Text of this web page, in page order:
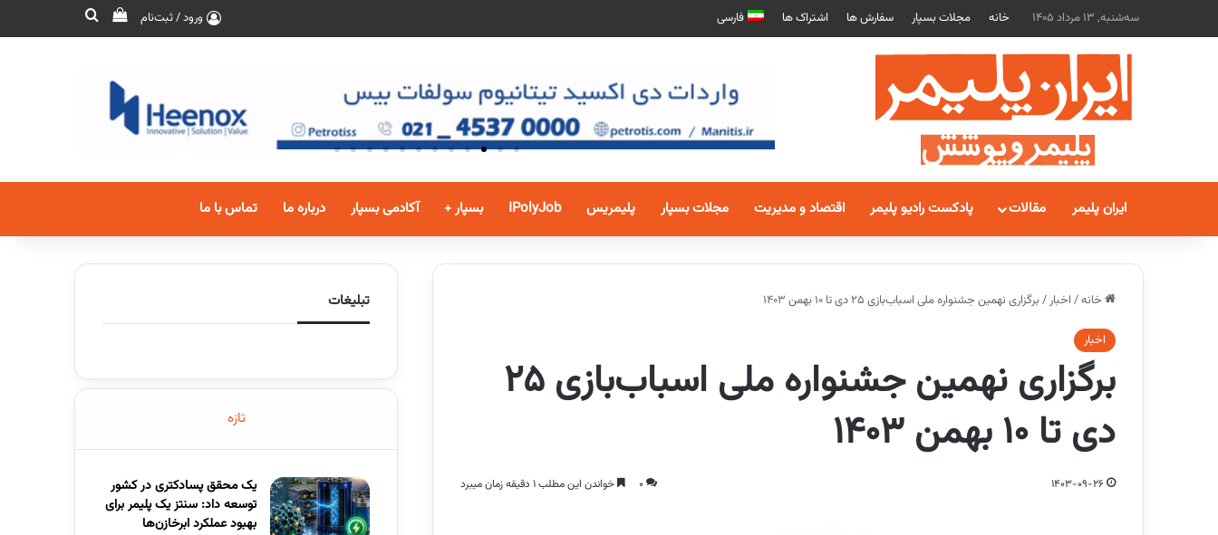
سه‌شنبه, 13 مرداد 1405 خانه مجلات بسپار سفارش ها اشتراک ها فارسی ورود / ثبت‌نام
ایران پلیمر مقالات پادکست رادیو پلیمر اقتصاد و مدیریت مجلات بسپار پلیمریس IPolyJob بسپار + آکادمی بسپار درباره ما تماس با ما
خانه/ اخبار/برگزاری نهمین جشنواره ملی اسباب‌بازی ۲۵ دی تا ۱۰ بهمن ۱۴۰۳
اخبار
برگزاری نهمین جشنواره ملی اسباب‌بازی ۲۵
دی تا ۱۰ بهمن ۱۴۰۳
1403-09-26
0 خواندن این مطلب 1 دقیقه زمان میبرد
تبلیغات
تازه
یک محقق پسادکتری در کشور
توسعه داد: سنتز یک پلیمر برای
بهبود عملکرد ابرخازن‌ها